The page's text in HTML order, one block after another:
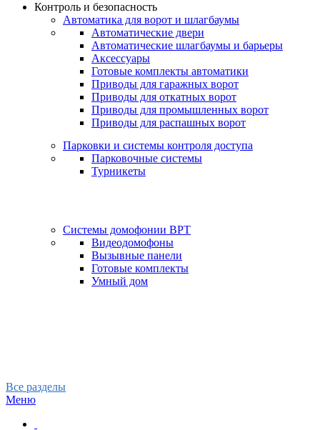
Контроль и безопасность
Автоматика для ворот и шлагбаумы
Автоматические двери
Автоматические шлагбаумы и барьеры
Аксессуары
Готовые комплекты автоматики
Приводы для гаражных ворот
Приводы для откатных ворот
Приводы для промышленных ворот
Приводы для распашных ворот
Парковки и системы контроля доступа
Парковочные системы
Турникеты
Системы домофонии BPT
Видеодомофоны
Вызывные панели
Готовые комплекты
Умный дом
Все разделы
Меню